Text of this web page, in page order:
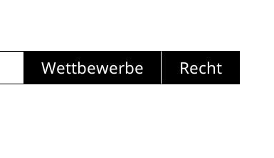
Wettbewerbe Recht